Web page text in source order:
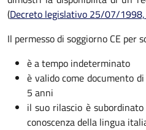
(Decreto legislativo 25/07/
Il permesso di soggiorno CE per
è a tempo indeterminato
è valido come documento
5 anni
il suo rilascio è
conoscenza della lingua